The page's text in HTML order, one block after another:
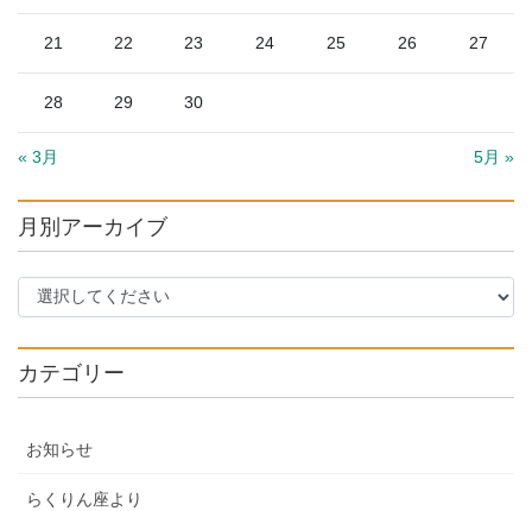
21 22 23 24 25 26 27
28 29 30
« 3月 5月 »
月別アーカイブ
カテゴリー
お知らせ
らくりん座より